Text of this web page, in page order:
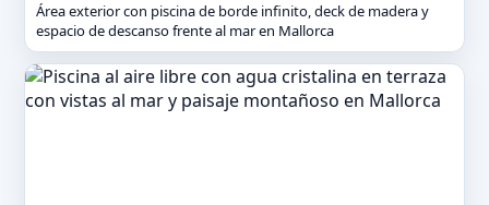
Área exterior con piscina de borde infinito, deck de madera y
espacio de descanso frente al mar en Mallorca